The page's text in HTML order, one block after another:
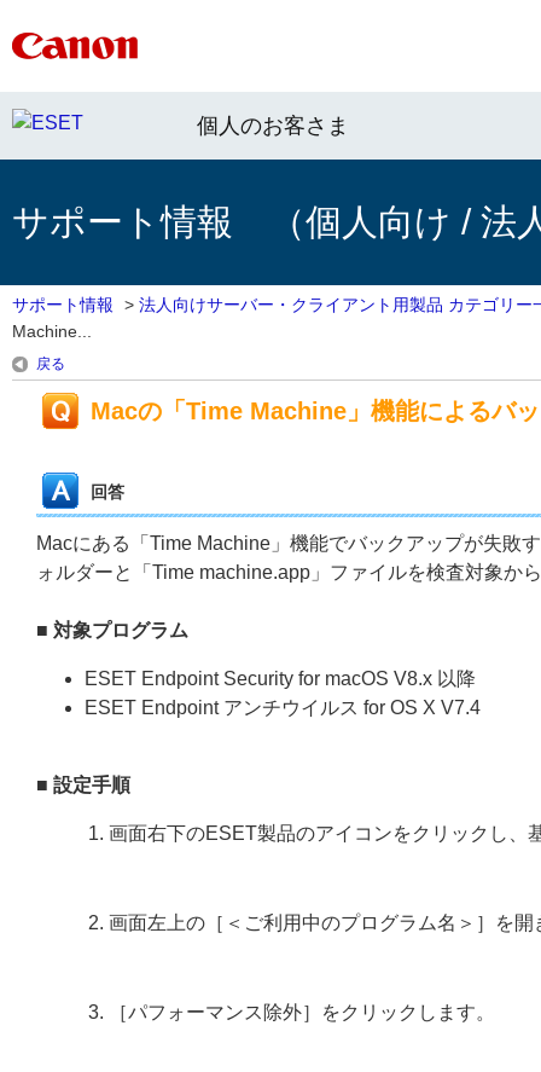
個人のお客さま
サポート情報 （個人向け / 法
サポート情報 > 法人向けサーバー・クライアント用製品 カテゴリー
Machine...
戻る
Macの「Time Machine」機能によるバ
回答
Macにある「Time Machine」機能でバックアップが失敗
ォルダーと「Time machine.app」ファイルを検査対象か
■ 対象プログラム
ESET Endpoint Security for macOS V8.x 以降
ESET Endpoint アンチウイルス for OS X V7.4
■ 設定手順
画面右下のESET製品のアイコンをクリックし、
画面左上の［＜ご利用中のプログラム名＞］を
［パフォーマンス除外］をクリックします。